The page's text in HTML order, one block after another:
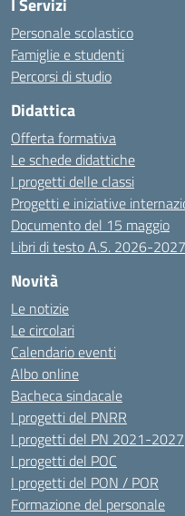
I Servizi
Personale scolastico
Famiglie e studenti
Percorsi di studio
Didattica
Offerta formativa
Le schede didattiche
I progetti delle classi
Progetti e iniziative
Documento del 15 maggio
Libri di testo A.S. 2026-2027
Novità
Le notizie
Le circolari
Calendario eventi
Albo online
Bacheca sindacale
I progetti del PNRR
I progetti del PN 2021-2027
I progetti del POC
I progetti del PON / POR
Formazione del personale